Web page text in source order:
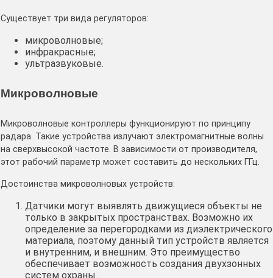
Существует три вида регуляторов:
микроволновые;
инфракрасные;
ультразвуковые.
Микроволновые
Микроволновые контроллеры функционируют по принципу
радара. Такие устройства излучают электромагнитные волны
на сверхвысокой частоте. В зависимости от производителя,
этот рабочий параметр может составить до нескольких ГГц.
Достоинства микроволновых устройств:
Датчики могут выявлять движущиеся объекты не
только в закрытых пространствах. Возможно их
определение за перегородками из диэлектрического
материала, поэтому данный тип устройств является
и внутренним, и внешним. Это преимущество
обеспечивает возможность создания двухзонных
систем охраны.